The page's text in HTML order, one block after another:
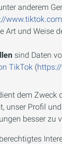
anderem
Art und Weise
sind Daten
TikTok (
dem
unser Profil
besser zu